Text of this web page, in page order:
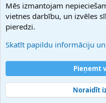
Hostmaria
Atbalsts
Palīdzība
Noteikumi un nosacījumi
Privātuma politika
Community platform by XenForo® ©
Mēs izmantojam
vietnes darbību, un izvēles
pieredzi.
Skatīt papildu informāciju
Pieņemt
Noraidīt